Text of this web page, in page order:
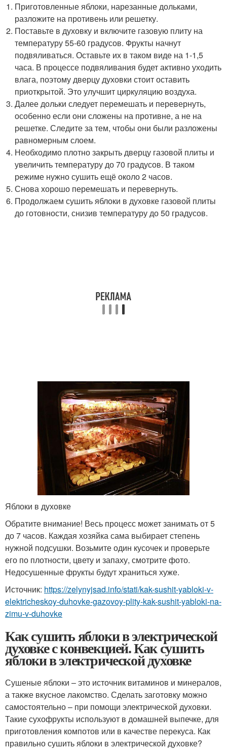
Приготовленные яблоки, нарезанные дольками,
разложите на противень или решетку.
Поставьте в духовку и включите газовую плиту на
температуру 55-60 градусов. Фрукты начнут
подвяливаться. Оставьте их в таком виде на 1-1,5
часа. В процессе подвяливания будет активно уходить
влага, поэтому дверцу духовки стоит оставить
приоткрытой. Это улучшит циркуляцию воздуха.
Далее дольки следует перемешать и перевернуть,
особенно если они сложены на противне, а не на
решетке. Следите за тем, чтобы они были разложены
равномерным слоем.
Необходимо плотно закрыть дверцу газовой плиты и
увеличить температуру до 70 градусов. В таком
режиме нужно сушить ещё около 2 часов.
Снова хорошо перемешать и перевернуть.
Продолжаем сушить яблоки в духовке газовой плиты
до готовности, снизив температуру до 50 градусов.
Яблоки в духовке
Обратите внимание! Весь процесс может занимать от 5
до 7 часов. Каждая хозяйка сама выбирает степень
нужной подсушки. Возьмите один кусочек и проверьте
его по плотности, цвету и запаху, смотрите фото.
Недосушенные фрукты будут храниться хуже.
Источник: https://zelynyjsad.info/stati/kak-sushit-yabloki-v-
elektricheskoy-duhovke-gazovoy-plity-kak-sushit-yabloki-na-
zimu-v-duhovke
Как сушить яблоки в электрической
духовке с конвекцией. Как сушить
яблоки в электрической духовке
Сушеные яблоки – это источник витаминов и минералов,
а также вкусное лакомство. Сделать заготовку можно
самостоятельно – при помощи электрической духовки.
Такие сухофрукты используют в домашней выпечке, для
приготовления компотов или в качестве перекуса. Как
правильно сушить яблоки в электрической духовке?